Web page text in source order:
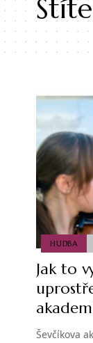
HUDBA
Jak to
Ševčíkova